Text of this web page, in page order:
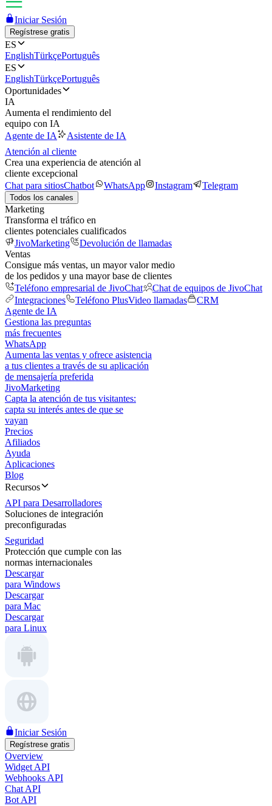
Iniciar Sesión
Regístrese gratis
ES
EnglishTürkçePortuguês
ES
EnglishTürkçePortuguês
Oportunidades
IA
Aumenta el rendimiento del
equipo con IA
Agente de IA
Asistente de IA
Atención al cliente
Crea una experiencia de atención al
cliente excepcional
Chat para sitiosChatbot WhatsApp Instagram Telegram
Todos los canales
Marketing
Transforma el tráfico en
clientes potenciales cualificados
JivoMarketing
Devolución de llamadas
Ventas
Consigue más ventas, un mayor valor medio
de los pedidos y una mayor base de clientes
Teléfono empresarial de JivoChat
Chat de equipos de JivoChat
Integraciones
Teléfono PlusVideo llamadas
CRM
Agente de IA
Gestiona las preguntas
más frecuentes
WhatsApp
Aumenta las ventas y ofrece asistencia
a tus clientes a través de su aplicación
de mensajería preferida
JivoMarketing
Capta la atención de tus visitantes:
capta su interés antes de que se
vayan
Precios
Afiliados
Ayuda
Aplicaciones
Blog
Recursos
API para Desarrolladores
Soluciones de integración
preconfiguradas
Seguridad
Protección que cumple con las
normas internacionales
Descargar
para Windows
Descargar
para Mac
Descargar
para Linux
Iniciar Sesión
Regístrese gratis
Overview
Widget API
Webhooks API
Chat API
Bot API